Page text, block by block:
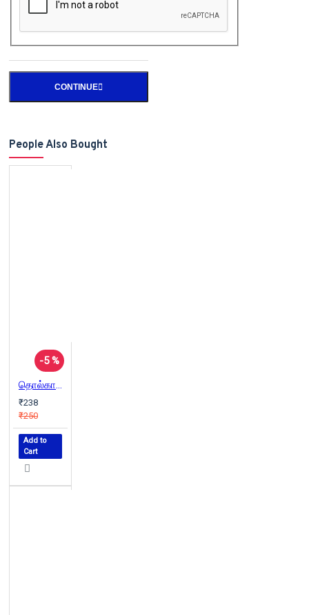
CONTINUE
People Also Bought
-5 %
தொல்காப்பியம்: எழுத்ததிகாரம் (நச்சினார்க்கினியர் உரை)
₹238
₹250
Add to
Cart